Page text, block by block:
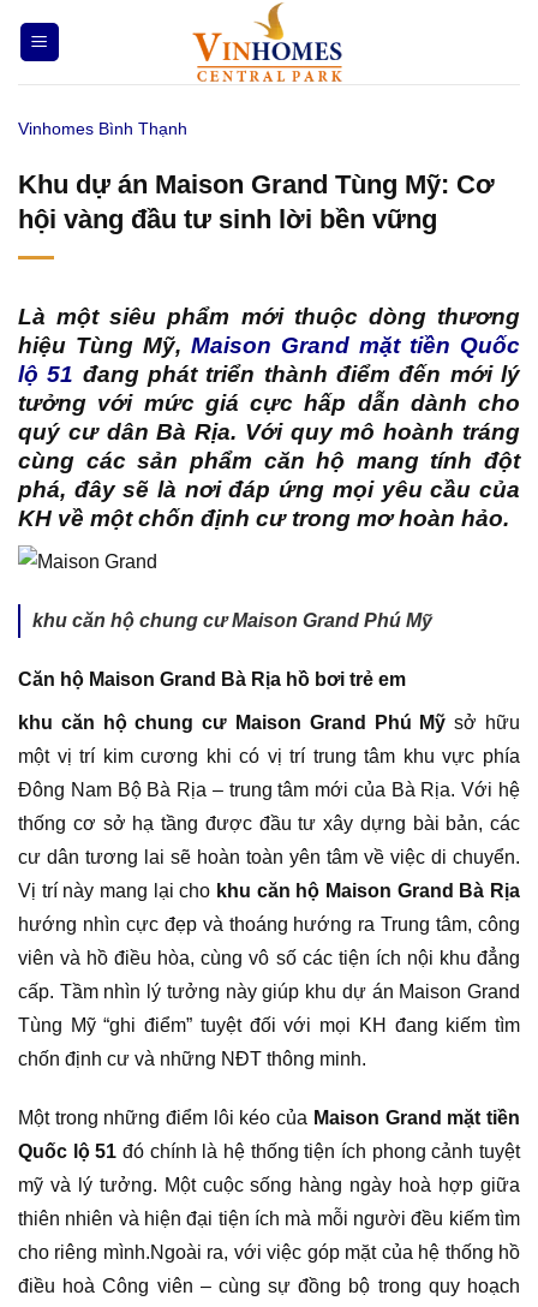
qua
nội
Vinhomes Bình Thạnh
Khu dự án Maison Grand Tùng Mỹ: Cơ
hội vàng đầu tư sinh lời bền vững
Là một siêu phẩm mới thuộc dòng thương
hiệu Tùng Mỹ, Maison Grand mặt tiền Quốc
lộ 51 đang phát triển thành điểm đến mới lý
tưởng với mức giá cực hấp dẫn dành cho
quý cư dân Bà Rịa. Với quy mô hoành tráng
cùng các sản phẩm căn hộ mang tính đột
phá, đây sẽ là nơi đáp ứng mọi yêu cầu của
KH về một chốn định cư trong mơ hoàn hảo.
khu căn hộ chung cư Maison Grand Phú Mỹ
Căn hộ Maison Grand Bà Rịa hồ bơi trẻ em
khu căn hộ chung cư Maison Grand Phú Mỹ sở hữu
một vị trí kim cương khi có vị trí trung tâm khu vực phía
Đông Nam Bộ Bà Rịa – trung tâm mới của Bà Rịa. Với hệ
thống cơ sở hạ tầng được đầu tư xây dựng bài bản, các
cư dân tương lai sẽ hoàn toàn yên tâm về việc di chuyển.
Vị trí này mang lại cho khu căn hộ Maison Grand Bà Rịa
hướng nhìn cực đẹp và thoáng hướng ra Trung tâm, công
viên và hồ điều hòa, cùng vô số các tiện ích nội khu đẳng
cấp. Tầm nhìn lý tưởng này giúp khu dự án Maison Grand
Tùng Mỹ “ghi điểm” tuyệt đối với mọi KH đang kiếm tìm
chốn định cư và những NĐT thông minh.
Một trong những điểm lôi kéo của Maison Grand mặt tiền
Quốc lộ 51 đó chính là hệ thống tiện ích phong cảnh tuyệt
mỹ và lý tưởng. Một cuộc sống hàng ngày hoà hợp giữa
thiên nhiên và hiện đại tiện ích mà mỗi người đều kiếm tìm
cho riêng mình.Ngoài ra, với việc góp mặt của hệ thống hồ
điều hoà Công viên – cùng sự đồng bộ trong quy hoạch